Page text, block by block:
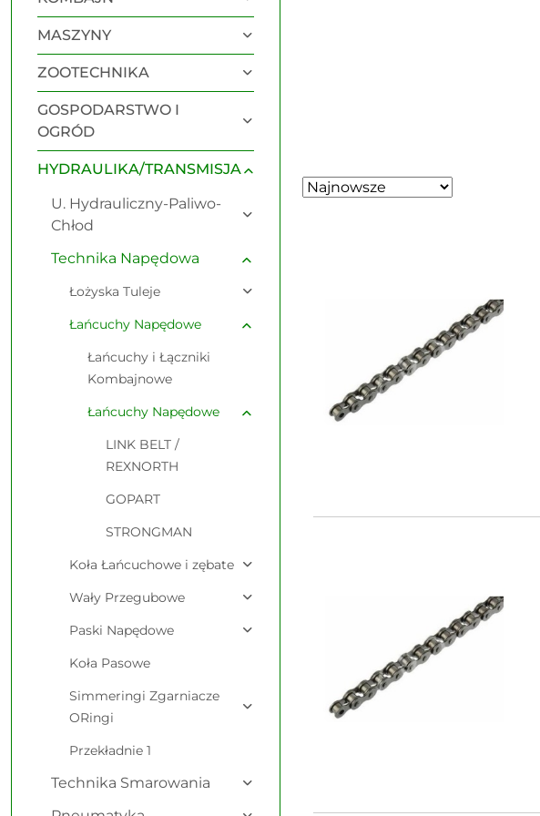
MASZYNY
ZOOTECHNIKA
GOSPODARSTWO I
OGRÓD
HYDRAULIKA/TRANSMISJA
U. Hydrauliczny-Paliwo-
Chłod
Technika Napędowa
Łożyska Tuleje
Łańcuchy Napędowe
Łańcuchy i Łączniki
Kombajnowe
Łańcuchy Napędowe
LINK BELT /
REXNORTH
GOPART
STRONGMAN
Koła Łańcuchowe i zębate
Wały Przegubowe
Paski Napędowe
Koła Pasowe
Simmeringi Zgarniacze
ORingi
Przekładnie 1
Technika Smarowania
Zastosowano
Sortuj